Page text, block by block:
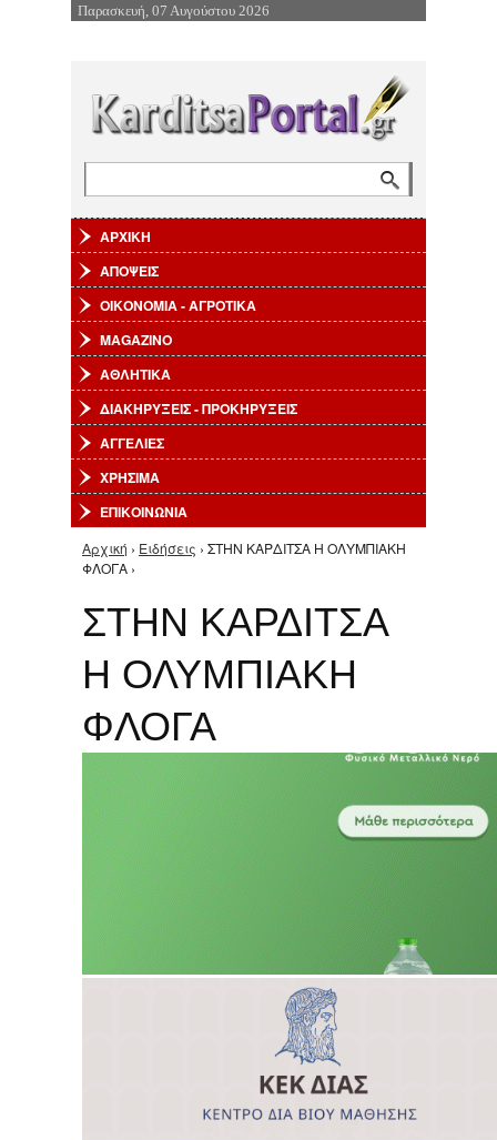
Επιστροφή στην Πλοήγηση
Παρασκευή, 07 Αυγούστου 2026
ΑΡΧΙΚΗ
ΑΠΟΨΕΙΣ
ΟΙΚΟΝΟΜΙΑ - ΑΓΡΟΤΙΚΑ
MAGAZINO
ΑΘΛΗΤΙΚΑ
ΔΙΑΚΗΡΥΞΕΙΣ - ΠΡΟΚΗΡΥΞΕΙΣ
ΑΓΓΕΛΙΕΣ
ΧΡΗΣΙΜΑ
ΕΠΙΚΟΙΝΩΝΙΑ
Είστε εδώ
Αρχική › Ειδήσεις › ΣΤΗΝ ΚΑΡΔΙΤΣΑ Η ΟΛΥΜΠΙΑΚΗ
ΦΛΟΓΑ ›
ΣΤΗΝ ΚΑΡΔΙΤΣΑ
Η ΟΛΥΜΠΙΑΚΗ
ΦΛΟΓΑ